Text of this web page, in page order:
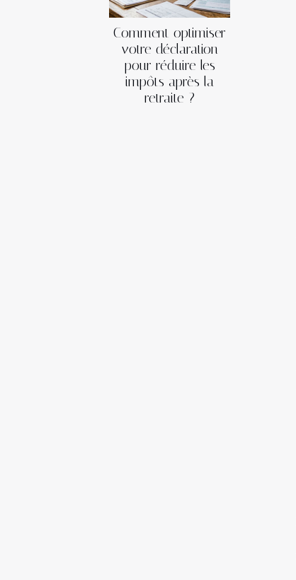
Comment optimiser
votre déclaration
pour réduire les
impôts après la
retraite ?